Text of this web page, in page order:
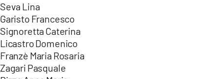
Seva Lina
Garisto Francesco
Signoretta Caterina
Licastro Domenico
Franzè Maria Rosaria
Zagari Pasquale